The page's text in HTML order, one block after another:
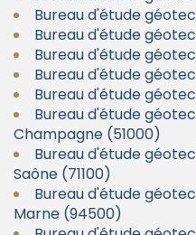
Bureau d'étude
Bureau d'étude
Bureau d'étude
Bureau d'étude
Bureau d'étude
Bureau d'étude
Champagne (51000)
Bureau d'étude
Saône (71100)
Bureau d'étude
Marne (94500)